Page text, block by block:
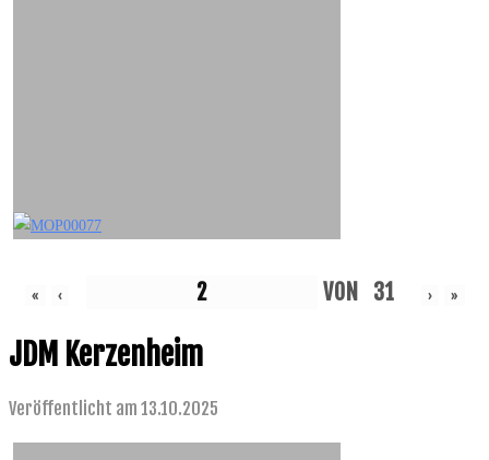
« ‹ VON 31 › »
JDM Kerzenheim
Veröffentlicht am 13.10.2025